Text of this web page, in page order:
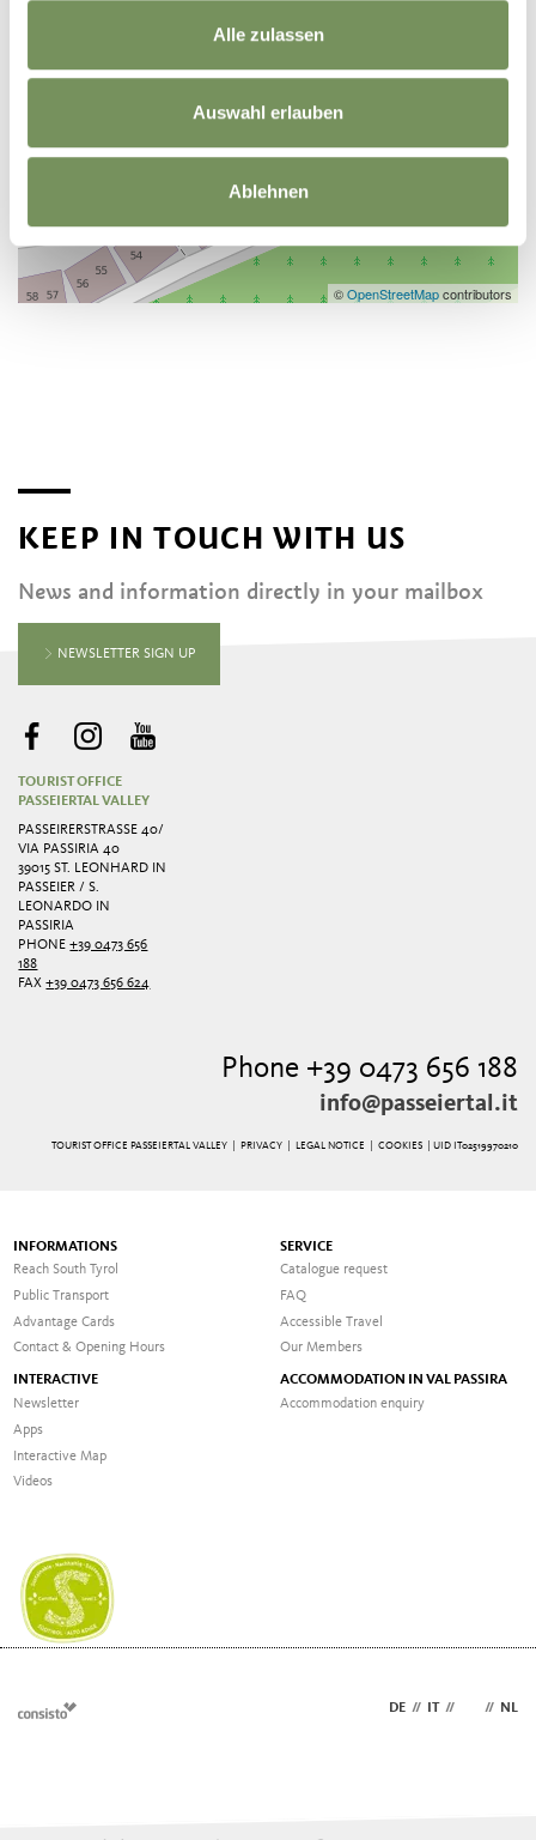
Alle zulassen
Auswahl erlauben
Ablehnen
©OpenStreetMapcontributors
KEEP IN TOUCH WITH US
News and information directly in your mailbox
NEWSLETTER SIGN UP
TOURIST OFFICE
PASSEIERTAL VALLEY
PASSEIRERSTRASSE 40/ V
IA PASSIRIA 40
39015 ST. LEONHARD IN
PASSEIER / S.
LEONARDO IN
PASSIRIA
PHONE+39 0473 656
188
FAX+39 0473 656 624
Phone +39 0473 656 188
info@passeiertal.it
TOURIST OFFICE PASSEIERTAL VALLEY | PRIVACY| LEGAL NOTICE COOKIES | UID IT02519970210
INFORMATIONS
Reach South Tyrol
Public Transport
Advantage Cards
Contact & Opening Hours
SERVICE
Catalogue request
FAQ
Accessible Travel
Our Members
INTERACTIVE
Newsletter
Apps
Interactive Map
Videos
ACCOMMODATION IN VAL PASSIRA
Accommodation enquiry
DE // IT // // NL